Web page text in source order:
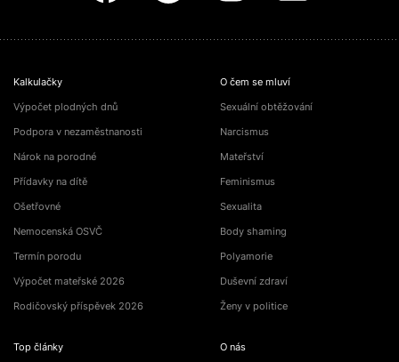
Kalkulačky
Výpočet plodných dnů
Podpora v nezaměstnanosti
Nárok na porodné
Přídavky na dítě
Ošetřovné
Nemocenská OSVČ
Termín porodu
Výpočet mateřské 2026
Rodičovský příspěvek 2026
Top články
O čem se mluví
Sexuální obtěžování
Narcismus
Mateřství
Feminismus
Sexualita
Body shaming
Polyamorie
Duševní zdraví
Ženy v politice
O nás